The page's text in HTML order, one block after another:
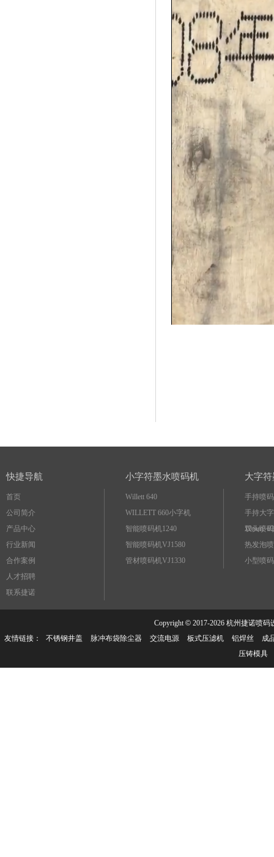
快捷导航
首页
公司简介
产品中心
行业新闻
合作案例
人才招聘
联系捷诺
小字符墨水喷码机
Willett 640
WILLETT 660小字机
智能喷码机1240
智能喷码机VJ1580
管材喷码机VJ1330
大字
手持喷
手持大
双头喷
热发泡
小型喷
Copyright©2017-2026 杭州捷诺喷码
友情链接：
不锈钢井盖 脉冲布袋除尘器 交流电源 板式压滤机 铝焊丝
成
压铸模具